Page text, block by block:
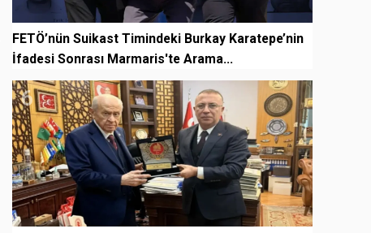
FETÖ’nün Suikast Timindeki Burkay Karatepe’nin
İfadesi Sonrası Marmaris'te Arama...
6